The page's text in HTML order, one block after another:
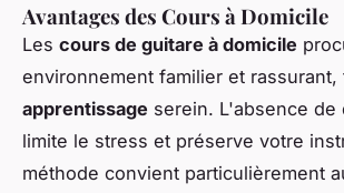
Avantages des Cours à Domicile
Les cours de guitare à domicile
environnement familier et rassurant,
apprentissage serein. L'absence de
limite le stress et préserve votre
méthode convient particulièrement